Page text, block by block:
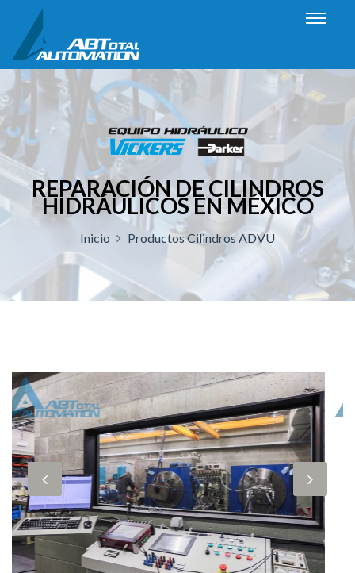
REPARACIÓN DE CILINDROS
HIDRÁULICOS EN MÉXICO
Inicio Productos Cilindros ADVU